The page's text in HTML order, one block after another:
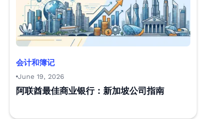
会计和簿记
June 19, 2026
阿联酋最佳商业银行：新加坡公司指南